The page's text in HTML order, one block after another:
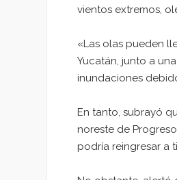
vientos extremos,
«Las olas pueden
Yucatán, junto a
inundaciones
En tanto, subrayó
noreste de
podría reingresar a